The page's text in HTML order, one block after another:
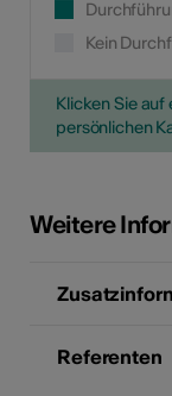
Kein
Klicken Sie
persönlichen
Weitere
Referenten